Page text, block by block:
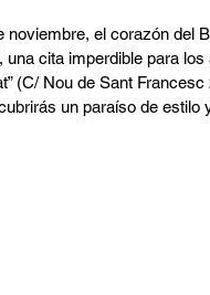
noviembre, el corazón del
, una cita imperdible para
(C/ Nou de Sant
un paraíso de estilo